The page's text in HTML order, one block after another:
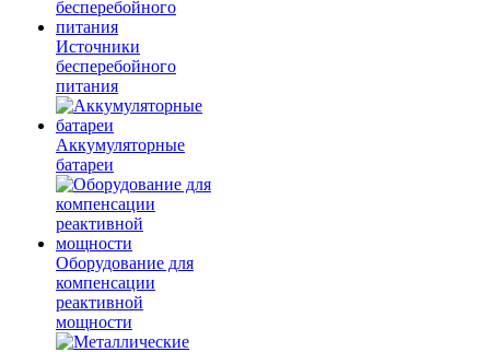
Источники
бесперебойного
питания
Аккумуляторные
батареи
Оборудование для
компенсации
реактивной
мощности